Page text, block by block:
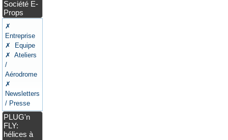
Société E-
Props
✗
Entreprise
✗ Equipe
✗ Ateliers
/
Aérodrome
✗
Newsletters
/ Presse
PLUG'n
FLY:
hélices à